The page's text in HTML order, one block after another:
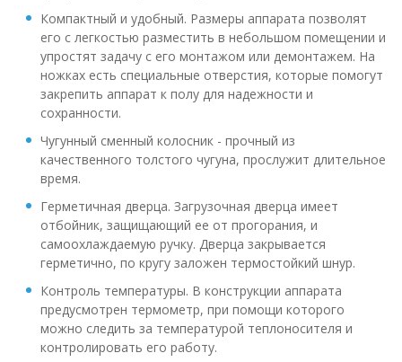
Компактный и удобный. Размеры аппарата позволят
его с легкостью разместить в небольшом помещении и
упростят задачу с его монтажом или демонтажем. На
ножках есть специальные отверстия, которые помогут
закрепить аппарат к полу для надежности и
сохранности.
Чугунный сменный колосник - прочный из
качественного толстого чугуна, прослужит длительное
время.
Герметичная дверца. Загрузочная дверца имеет
отбойник, защищающий ее от прогорания, и
самоохлаждаемую ручку. Дверца закрывается
герметично, по кругу заложен термостойкий шнур.
Контроль температуры. В конструкции аппарата
предусмотрен термометр, при помощи которого
можно следить за температурой теплоносителя и
контролировать его работу.